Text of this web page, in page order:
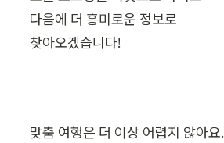
다음에 더 흥미로운 정보로
찾아오겠습니다!
맞춤 여행은 더 이상 어렵지 않아요.